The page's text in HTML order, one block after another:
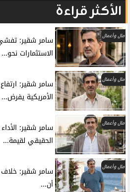
الأكثر قراءة
مال وأعمال
سامر شقير:
الاستثمارات نحو...
مال وأعمال
سامر شقير:
الأمريكية يفرض...
مال وأعمال
سامر شقير:
الحقيقي لقيمة...
مال وأعمال
سامر شقير: خلاف
أن...